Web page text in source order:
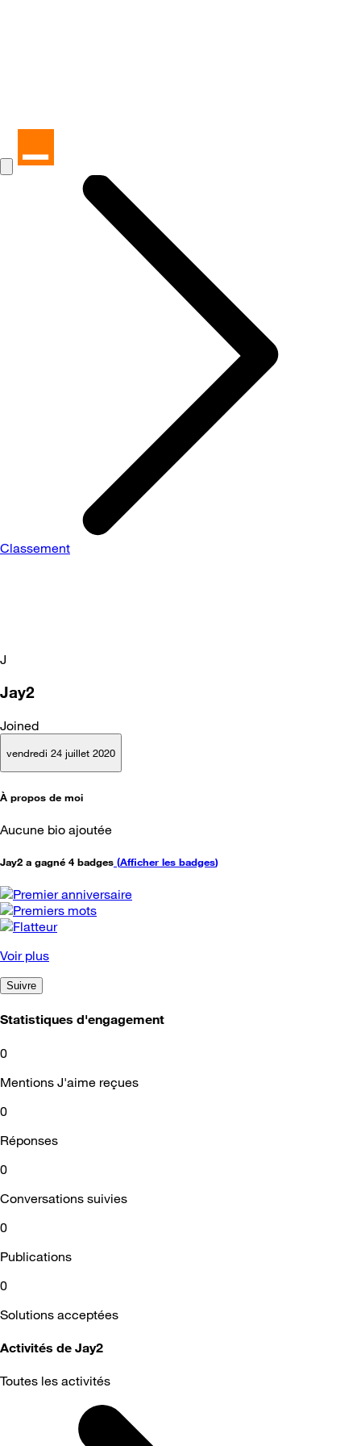
Classement
J
Jay2
Joined
vendredi 24 juillet 2020
À propos de moi
Aucune bio ajoutée
Jay2 a gagné 4 badges (Afficher les badges)
Voir plus
Suivre
Statistiques d'engagement
0
Mentions J'aime reçues
0
Réponses
0
Conversations suivies
0
Publications
0
Solutions acceptées
Activités de Jay2
Toutes les activités